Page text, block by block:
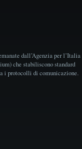
dall’Agenzia per l’Italia
che stabiliscono standard
i protocolli di comunicazione.